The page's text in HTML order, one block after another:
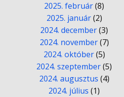
2025. február(8)
2025. január(2)
2024. december(3)
2024. november(7)
2024. október(5)
2024. szeptember(5)
2024. augusztus (4)
2024. július (1)